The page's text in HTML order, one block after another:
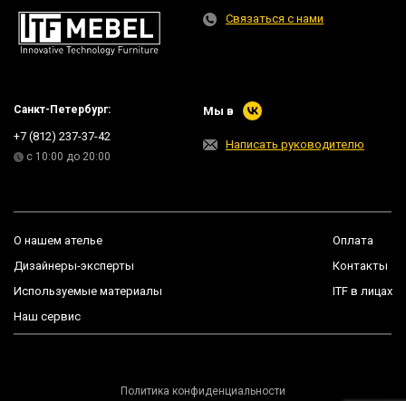
Санкт-Петербург:
+7 (812) 237-37-42
с 10:00 до 20:00
Связаться с нами
Мы в
Написать руководителю
О нашем ателье
Дизайнеры-эксперты
Используемые материалы
Наш сервис
Оплата
Контакты
ITF в лицах
Политика конфиденциальности